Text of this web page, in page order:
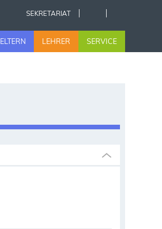
SEKRETARIAT
ELTERN LEHRER SERVICE